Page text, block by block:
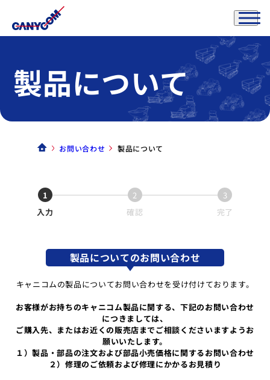
製品について
お問い合わせ 製品について
1
入力
2
確認
3
完了
製品についてのお問い合わせ
キャニコムの製品についてお問い合わせを受け付けております。
お客様がお持ちのキャニコム製品に関する、下記のお問い合わせ
につきましては、
ご購入先、またはお近くの販売店までご相談くださいますようお
願いいたします。
１）製品・部品の注文および部品小売価格に関するお問い合わせ
２）修理のご依頼および修理にかかるお見積り